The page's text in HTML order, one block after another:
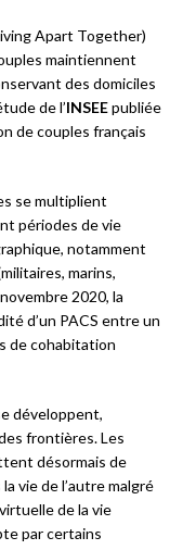
Apart Together)
maintiennent
des domiciles
de l’INSEEpubliée
de couples français
se multiplient
périodes de vie
notamment
marins,
2020, la
d’un PACS entre un
de cohabitation
développent,
frontières. Les
désormais de
vie de l’autre malgré
de la vie
par certains